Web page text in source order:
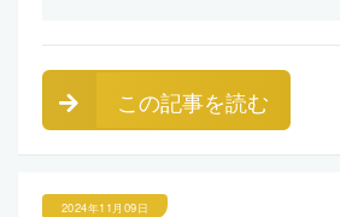
この記事を読む
2024年11月09日